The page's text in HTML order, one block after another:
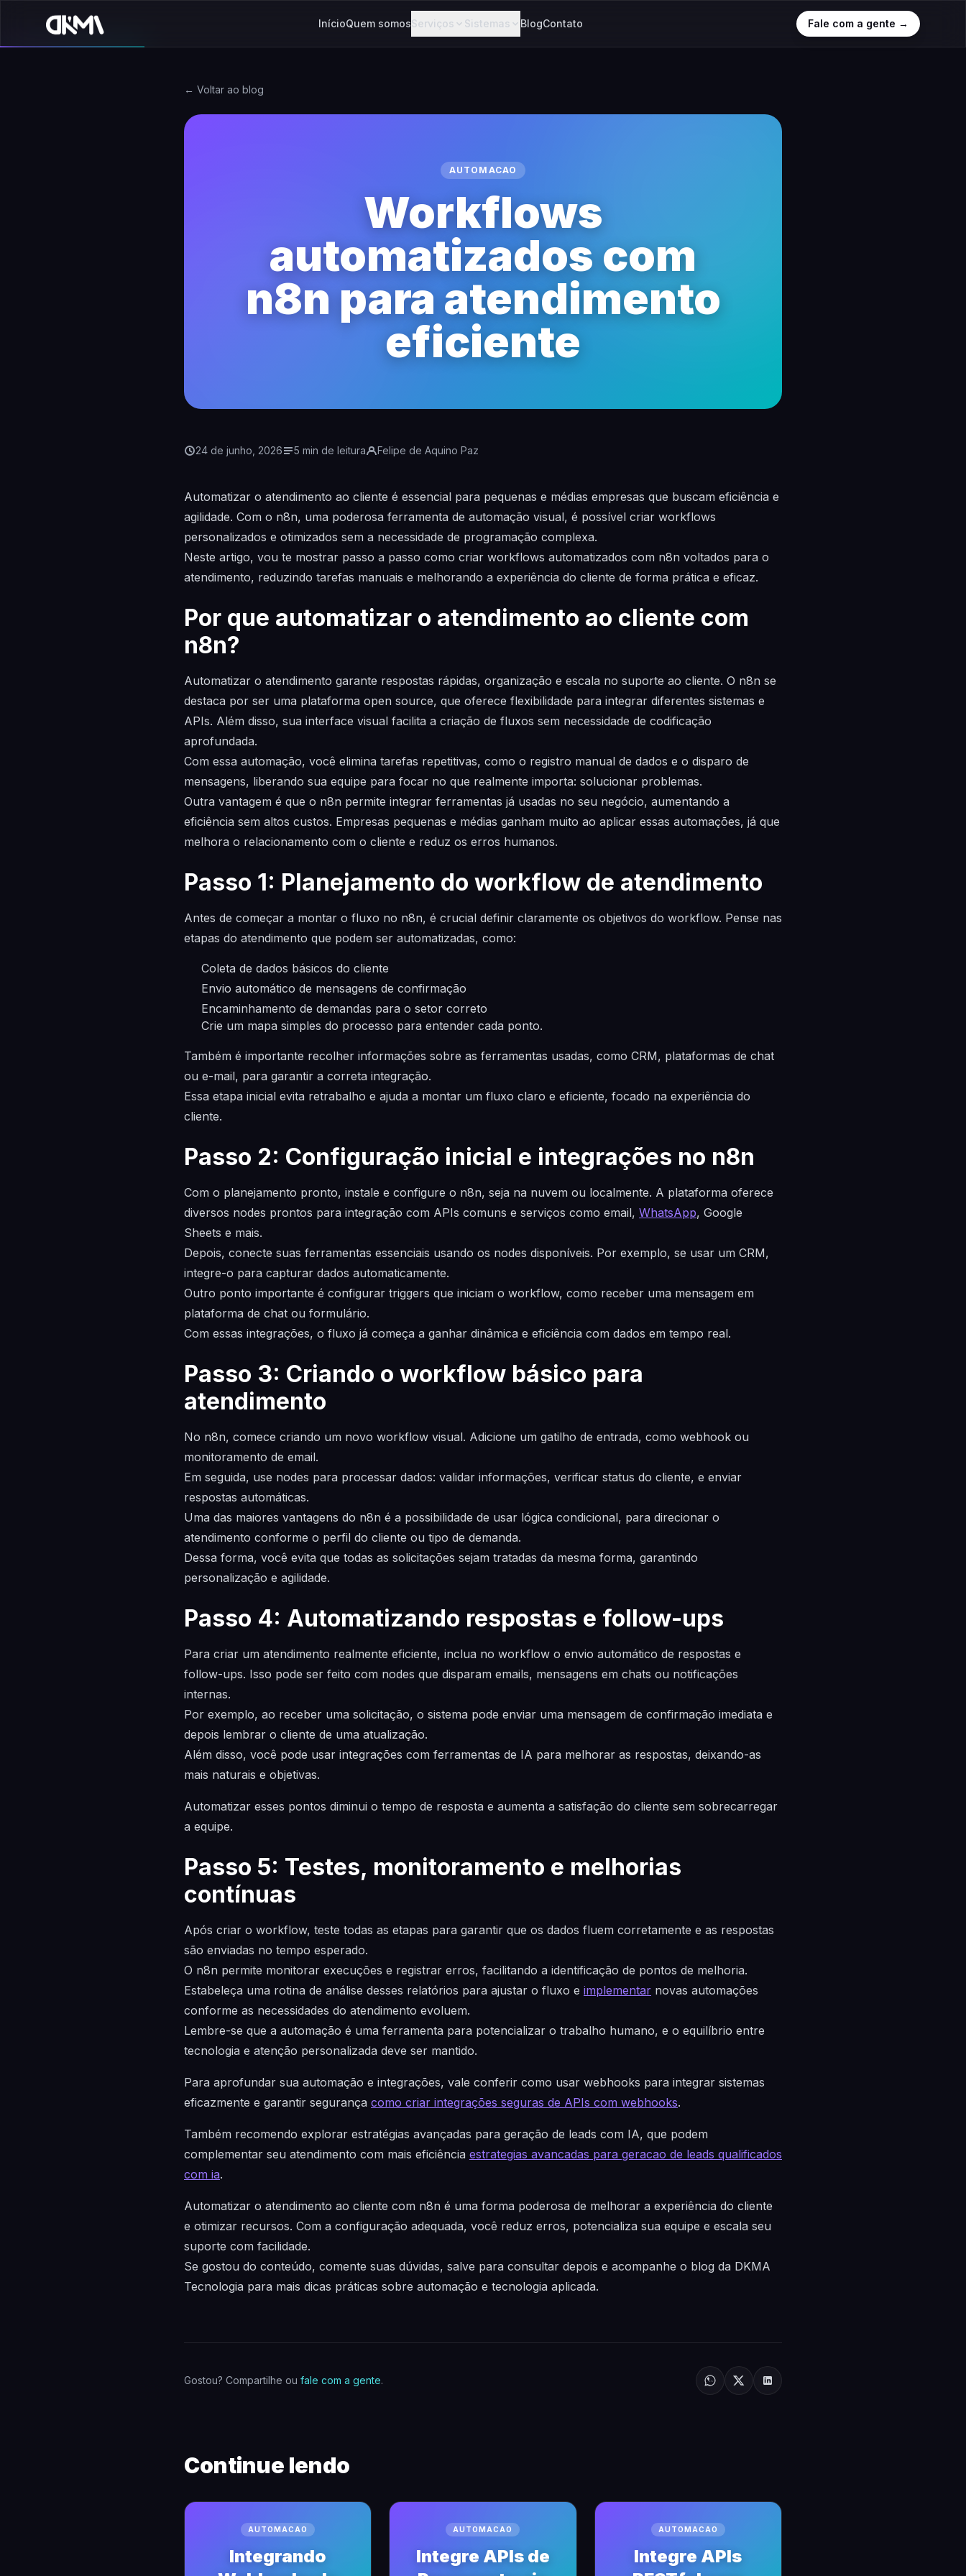
InícioQuem somosServiços Sistemas BlogContato Fale com a gente →
← Voltar ao blog
AUTOMACAO
Workflows
automatizados com
n8n para atendimento
eficiente
24 de junho, 2026 5 min de leitura Felipe de Aquino Paz
Automatizar o atendimento ao cliente é essencial para pequenas e médias empresas que buscam eficiência e
agilidade. Com o n8n, uma poderosa ferramenta de automação visual, é possível criar workflows
personalizados e otimizados sem a necessidade de programação complexa.
Neste artigo, vou te mostrar passo a passo como criar workflows automatizados com n8n voltados para o
atendimento, reduzindo tarefas manuais e melhorando a experiência do cliente de forma prática e eficaz.
Por que automatizar o atendimento ao cliente com
n8n?
Automatizar o atendimento garante respostas rápidas, organização e escala no suporte ao cliente. O n8n se
destaca por ser uma plataforma open source, que oferece flexibilidade para integrar diferentes sistemas e
APIs. Além disso, sua interface visual facilita a criação de fluxos sem necessidade de codificação
aprofundada.
Com essa automação, você elimina tarefas repetitivas, como o registro manual de dados e o disparo de
mensagens, liberando sua equipe para focar no que realmente importa: solucionar problemas.
Outra vantagem é que o n8n permite integrar ferramentas já usadas no seu negócio, aumentando a
eficiência sem altos custos. Empresas pequenas e médias ganham muito ao aplicar essas automações, já que
melhora o relacionamento com o cliente e reduz os erros humanos.
Passo 1: Planejamento do workflow de atendimento
Antes de começar a montar o fluxo no n8n, é crucial definir claramente os objetivos do workflow. Pense nas
etapas do atendimento que podem ser automatizadas, como:
Coleta de dados básicos do cliente
Envio automático de mensagens de confirmação
Encaminhamento de demandas para o setor correto
Crie um mapa simples do processo para entender cada ponto.
Também é importante recolher informações sobre as ferramentas usadas, como CRM, plataformas de chat
ou e-mail, para garantir a correta integração.
Essa etapa inicial evita retrabalho e ajuda a montar um fluxo claro e eficiente, focado na experiência do
cliente.
Passo 2: Configuração inicial e integrações no n8n
Com o planejamento pronto, instale e configure o n8n, seja na nuvem ou localmente. A plataforma oferece
diversos nodes prontos para integração com APIs comuns e serviços como email, WhatsApp, Google
Sheets e mais.
Depois, conecte suas ferramentas essenciais usando os nodes disponíveis. Por exemplo, se usar um CRM,
integre-o para capturar dados automaticamente.
Outro ponto importante é configurar triggers que iniciam o workflow, como receber uma mensagem em
plataforma de chat ou formulário.
Com essas integrações, o fluxo já começa a ganhar dinâmica e eficiência com dados em tempo real.
Passo 3: Criando o workflow básico para
atendimento
No n8n, comece criando um novo workflow visual. Adicione um gatilho de entrada, como webhook ou
monitoramento de email.
Em seguida, use nodes para processar dados: validar informações, verificar status do cliente, e enviar
respostas automáticas.
Uma das maiores vantagens do n8n é a possibilidade de usar lógica condicional, para direcionar o
atendimento conforme o perfil do cliente ou tipo de demanda.
Dessa forma, você evita que todas as solicitações sejam tratadas da mesma forma, garantindo
personalização e agilidade.
Passo 4: Automatizando respostas e follow-ups
Para criar um atendimento realmente eficiente, inclua no workflow o envio automático de respostas e
follow-ups. Isso pode ser feito com nodes que disparam emails, mensagens em chats ou notificações
internas.
Por exemplo, ao receber uma solicitação, o sistema pode enviar uma mensagem de confirmação imediata e
depois lembrar o cliente de uma atualização.
Além disso, você pode usar integrações com ferramentas de IA para melhorar as respostas, deixando-as
mais naturais e objetivas.
Automatizar esses pontos diminui o tempo de resposta e aumenta a satisfação do cliente sem sobrecarregar
a equipe.
Passo 5: Testes, monitoramento e melhorias
contínuas
Após criar o workflow, teste todas as etapas para garantir que os dados fluem corretamente e as respostas
são enviadas no tempo esperado.
O n8n permite monitorar execuções e registrar erros, facilitando a identificação de pontos de melhoria.
Estabeleça uma rotina de análise desses relatórios para ajustar o fluxo e implementar novas automações
conforme as necessidades do atendimento evoluem.
Lembre-se que a automação é uma ferramenta para potencializar o trabalho humano, e o equilíbrio entre
tecnologia e atenção personalizada deve ser mantido.
Para aprofundar sua automação e integrações, vale conferir como usar webhooks para integrar sistemas
eficazmente e garantir segurança como criar integrações seguras de APIs com webhooks.
Também recomendo explorar estratégias avançadas para geração de leads com IA, que podem
complementar seu atendimento com mais eficiência estrategias avancadas para geracao de leads qualificados
com ia.
Automatizar o atendimento ao cliente com n8n é uma forma poderosa de melhorar a experiência do cliente
e otimizar recursos. Com a configuração adequada, você reduz erros, potencializa sua equipe e escala seu
suporte com facilidade.
Se gostou do conteúdo, comente suas dúvidas, salve para consultar depois e acompanhe o blog da DKMA
Tecnologia para mais dicas práticas sobre automação e tecnologia aplicada.
Gostou? Compartilhe ou fale com a gente.
Continue lendo
AUTOMACAO
Integrando
AUTOMACAO
Integre APIs de
AUTOMACAO
Integre APIs